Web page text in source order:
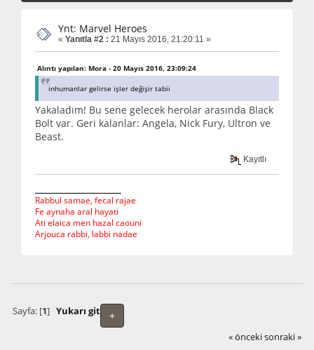
Ynt: Marvel Heroes
« Yanıtla #2 : 21 Mayıs 2016, 21:20:11 »
Alıntı yapılan: Mora - 20 Mayıs 2016, 23:09:24
inhumanlar gelirse işler değişir tabii
Yakaladım! Bu sene gelecek herolar arasında Black
Bolt var. Geri kalanlar: Angela, Nick Fury, Ultron ve
Beast.
Kayıtlı
Rabbul samae, fecal rajae
Fe aynaha aral hayati
Ati elaica men hazal caouni
Arjouca rabbi, labbi nadae
+
Sayfa: [1] Yukarı git
« önceki sonraki »